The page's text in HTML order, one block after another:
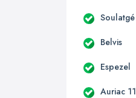
Soulatgé
Belvis
Espezel
Auriac 11